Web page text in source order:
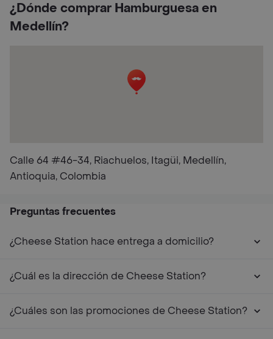
¿Dónde comprar Hamburguesa en
Medellín?
Calle 64 #46-34, Riachuelos, Itagüi, Medellín,
Antioquia, Colombia
Preguntas frecuentes
¿Cheese Station hace entrega a domicilio?
¿Cuál es la dirección de Cheese Station?
¿Cuáles son las promociones de Cheese Station?